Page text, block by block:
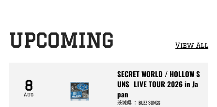
UPCOMING View All
8
Aug
SECRET WORLD / HOLLOW S
UNS LIVE TOUR 2026 in Ja
pan
茨城県 ：BUZZ SONGS